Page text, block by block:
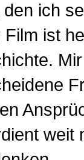
ich
ist
weit